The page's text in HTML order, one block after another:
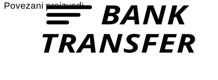
Povezani proizvodi